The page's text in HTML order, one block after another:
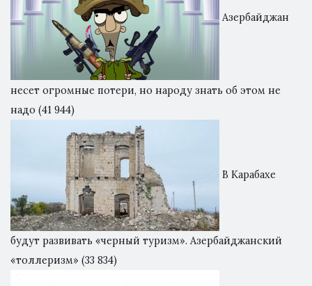
Азербайджан
несет огромные потери, но народу знать об этом не
надо (41 944)
В Карабахе
будут развивать «черный туризм». Азербайджанский
«толлеризм» (33 834)